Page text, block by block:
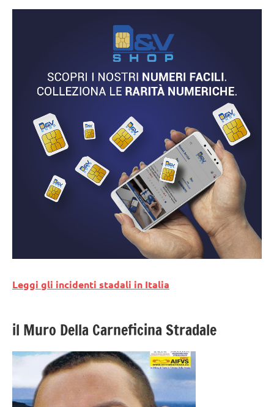
Leggi gli incidenti stadali in Italia
il Muro Della Carneficina Stradale